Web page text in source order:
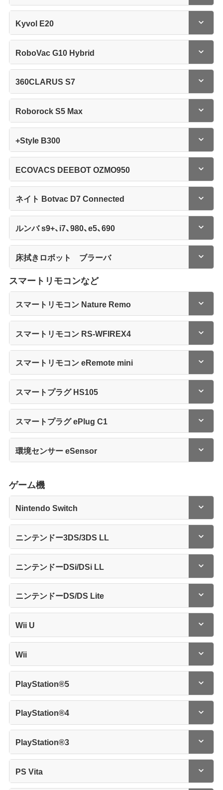
Kyvol E20
RoboVac G10 Hybrid
360CLARUS S7
Roborock S5 Max
+Style B300
ECOVACS DEEBOT OZMO950
ネイト Botvac D7 Connected
ルンバ s9+、i7、980、e5、690
床拭きロボット ブラーバ
スマートリモコンなど
スマートリモコン Nature Remo
スマートリモコン RS-WFIREX4
スマートリモコン eRemote mini
スマートプラグ HS105
スマートプラグ ePlug C1
環境センサー eSensor
ゲーム機
Nintendo Switch
ニンテンドー3DS/3DS LL
ニンテンドーDSi/DSi LL
ニンテンドーDS/DS Lite
Wii U
Wii
PlayStation®5
PlayStation®4
PlayStation®3
PS Vita